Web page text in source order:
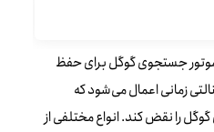
موتور جستجوی گوگل برای حفظ
زمانی اعمال می‌شود که
را نقض کند. انواع مختلفی از